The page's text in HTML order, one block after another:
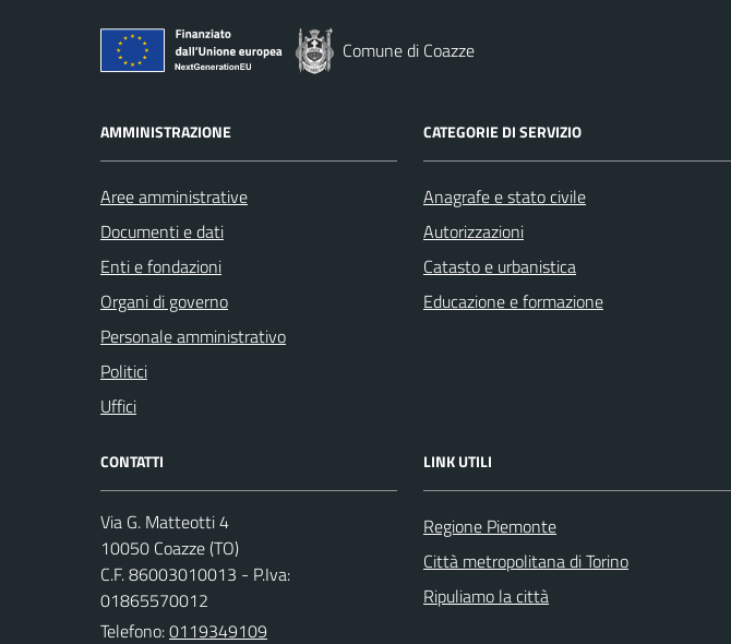
Comune di Coazze
AMMINISTRAZIONE
Aree amministrative
Documenti e dati
Enti e fondazioni
Organi di governo
Personale amministrativo
Politici
Uffici
CATEGORIE DI SERVIZIO
Anagrafe e stato civile
Autorizzazioni
Catasto e urbanistica
Educazione e formazione
CONTATTI
Via G. Matteotti 4
10050 Coazze (TO)
C.F. 86003010013 - P.Iva:
01865570012
Telefono:0119349109
LINK UTILI
Regione Piemonte
Città metropolitana di Torino
Ripuliamo la città